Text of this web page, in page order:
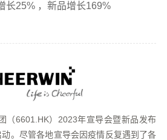
长25% ，新品增长169%
6601.HK）2023年宣导会暨新品发布
。尽管各地宣导会因疫情反复遇到了各